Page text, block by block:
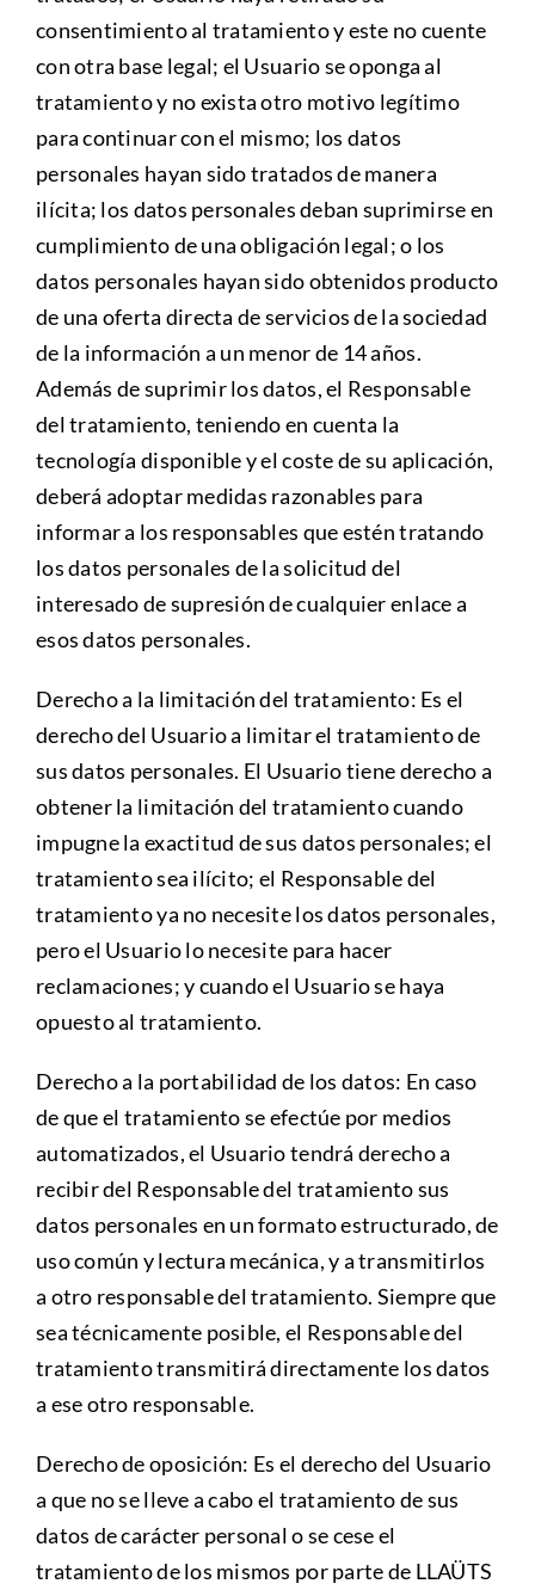
consentimiento al tratamiento y este no cuente
con otra base legal; el Usuario se oponga al
tratamiento y no exista otro motivo legítimo
para continuar con el mismo; los datos
personales hayan sido tratados de manera
ilícita; los datos personales deban suprimirse en
cumplimiento de una obligación legal; o los
datos personales hayan sido obtenidos producto
de una oferta directa de servicios de la sociedad
de la información a un menor de 14 años.
Además de suprimir los datos, el Responsable
del tratamiento, teniendo en cuenta la
tecnología disponible y el coste de su aplicación,
deberá adoptar medidas razonables para
informar a los responsables que estén tratando
los datos personales de la solicitud del
interesado de supresión de cualquier enlace a
esos datos personales.
Derecho a la limitación del tratamiento: Es el
derecho del Usuario a limitar el tratamiento de
sus datos personales. El Usuario tiene derecho a
obtener la limitación del tratamiento cuando
impugne la exactitud de sus datos personales; el
tratamiento sea ilícito; el Responsable del
tratamiento ya no necesite los datos personales,
pero el Usuario lo necesite para hacer
reclamaciones; y cuando el Usuario se haya
opuesto al tratamiento.
Derecho a la portabilidad de los datos: En caso
de que el tratamiento se efectúe por medios
automatizados, el Usuario tendrá derecho a
recibir del Responsable del tratamiento sus
datos personales en un formato estructurado, de
uso común y lectura mecánica, y a transmitirlos
a otro responsable del tratamiento. Siempre que
sea técnicamente posible, el Responsable del
tratamiento transmitirá directamente los datos
a ese otro responsable.
Derecho de oposición: Es el derecho del Usuario
a que no se lleve a cabo el tratamiento de sus
datos de carácter personal o se cese el
tratamiento de los mismos por parte de LLAÜTS